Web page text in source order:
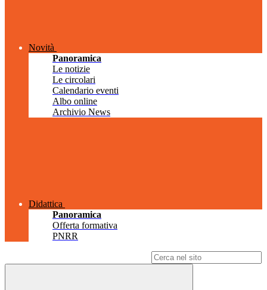
Novità
Panoramica
Le notizie
Le circolari
Calendario eventi
Albo online
Archivio News
Didattica
Panoramica
Offerta formativa
PNRR